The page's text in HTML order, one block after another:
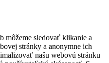
môžeme sledovať klikanie a
stránky a anonymne ich
našu webovú stránku